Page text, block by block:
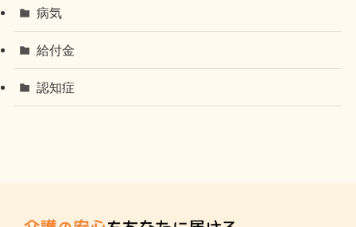
病気
給付金
認知症